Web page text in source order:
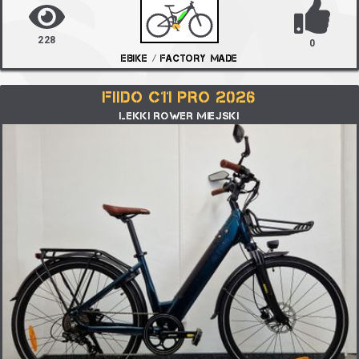
228
EBIKE / FACTORY MADE
0
FIIDO C11 PRO 2026
LEKKI ROWER MIEJSKI